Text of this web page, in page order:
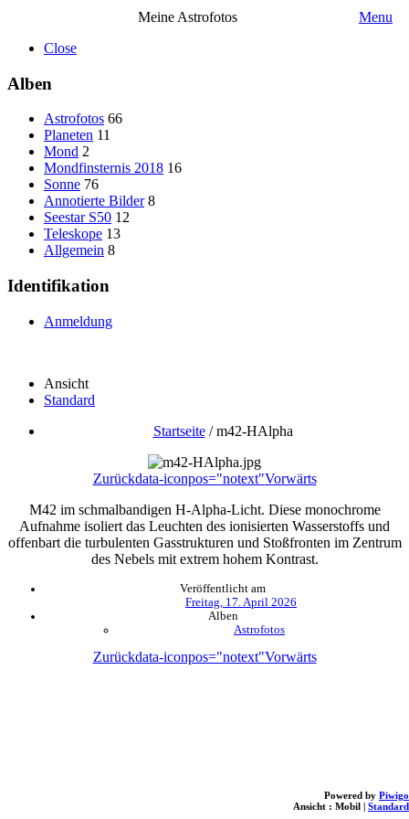
Meine Astrofotos
Menu
Close
Alben
Astrofotos 66
Planeten 11
Mond 2
Mondfinsternis 2018 16
Sonne 76
Annotierte Bilder 8
Seestar S50 12
Teleskope 13
Allgemein 8
Identifikation
Anmeldung
Ansicht
Standard
Startseite/m42-HAlpha
Zurückdata-iconpos="notext"Vorwärts
M42 im schmalbandigen H-Alpha-Licht. Diese monochrome
Aufnahme isoliert das Leuchten des ionisierten Wasserstoffs und
offenbart die turbulenten Gasstrukturen und Stoßfronten im Zentrum
des Nebels mit extrem hohem Kontrast.
Veröffentlicht am
Freitag, 17. April 2026
Alben
Astrofotos
Zurückdata-iconpos="notext"Vorwärts
Powered by Piwigo
Ansicht : Mobil | Standard